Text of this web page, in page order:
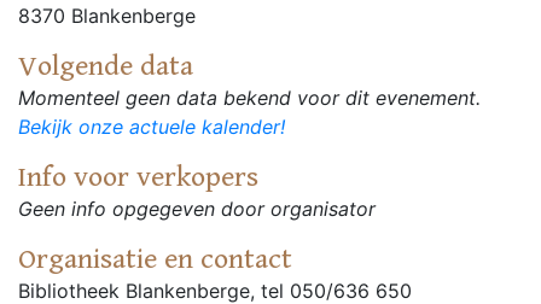
8370 Blankenberge
Volgende data
Momenteel geen data bekend voor dit evenement.
Bekijk onze actuele kalender!
Info voor verkopers
Geen info opgegeven door organisator
Organisatie en contact
Bibliotheek Blankenberge, tel 050/636 650